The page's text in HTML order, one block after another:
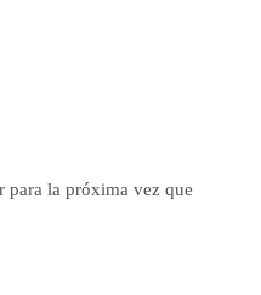
para la próxima vez que